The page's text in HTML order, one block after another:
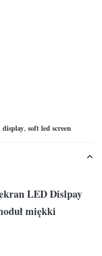
, soft led screen
LED Dislpay
miękki